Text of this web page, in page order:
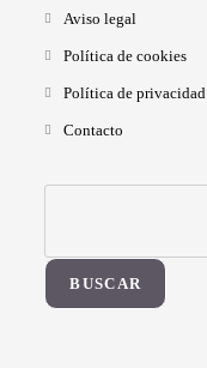
Aviso legal
Política de cookies
Política de privacidad
Contacto
BUSCAR